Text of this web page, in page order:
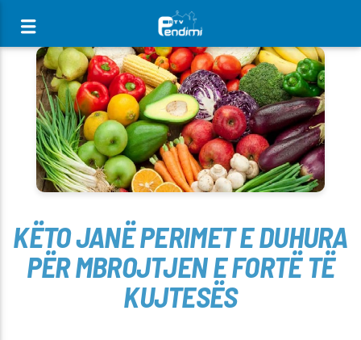
[There are no radio stations in the database]
KËTO JANË PERIMET E DUHURA
PËR MBROJTJEN E FORTË TË
KUJTESËS